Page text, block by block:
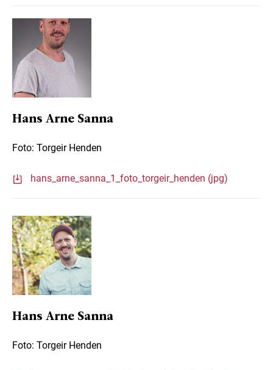
Hans Arne Sanna
Foto: Torgeir Henden
hans_arne_sanna_1_foto_torgeir_henden (jpg)
Hans Arne Sanna
Foto: Torgeir Henden